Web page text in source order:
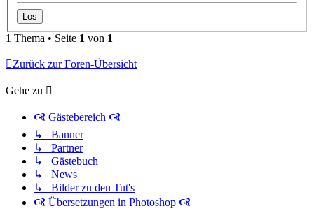
1 Thema • Seite 1 von 1
Zurück zur Foren-Übersicht
Gehe zu
🙧 Gästebereich 🙧
↳ Banner
↳ Partner
↳ Gästebuch
↳ News
↳ Bilder zu den Tut's
🙧 Übersetzungen in Photoshop 🙧